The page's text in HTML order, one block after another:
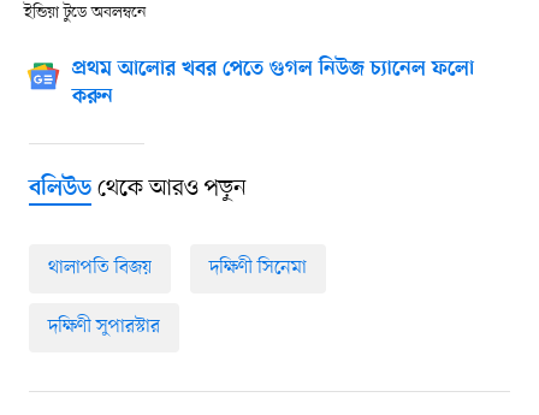
ইন্ডিয়া টুডে অবলম্বনে
প্রথম আলোর খবর পেতে গুগল নিউজ চ্যানেল ফলো
করুন
বলিউডথেকে আরও পড়ুন
থালাপতি বিজয় দক্ষিণী সিনেমা
দক্ষিণী সুপারস্টার